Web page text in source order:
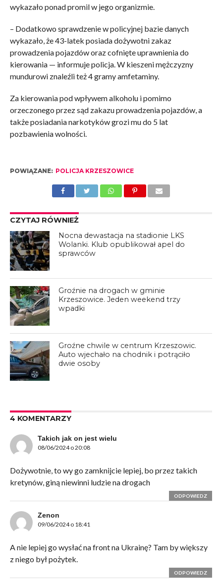
wykazało ponad promil w jego organizmie.
– Dodatkowo sprawdzenie w policyjnej bazie danych
wykazało, że 43-latek posiada dożywotni zakaz
prowadzenia pojazdów oraz cofnięte uprawnienia do
kierowania — informuje policja. W kieszeni mężczyzny
mundurowi znaleźli też 4 gramy amfetaminy.
Za kierowania pod wpływem alkoholu i pomimo
orzeczonego przez sąd zakazu prowadzenia pojazdów, a
także posiadania narkotyków grozi mu do 5 lat
pozbawienia wolności.
POWIĄZANE: POLICJA KRZESZOWICE
CZYTAJ RÓWNIEŻ
Nocna dewastacja na stadionie LKS
Wolanki. Klub opublikował apel do
sprawców
Groźnie na drogach w gminie
Krzeszowice. Jeden weekend trzy
wpadki
Groźne chwile w centrum Krzeszowic.
Auto wjechało na chodnik i potrąciło
dwie osoby
4 KOMENTARZY
Takich jak on jest wielu
08/06/2024 o 20:08
Dożywotnie, to wy go zamknijcie lepiej, bo przez takich
kretynów, giną niewinni ludzie na drogach
ODPOWIEDZ
Zenon
09/06/2024 o 18:41
A nie lepiej go wysłać na front na Ukrainę? Tam by większy
z niego był pożytek.
ODPOWIEDZ